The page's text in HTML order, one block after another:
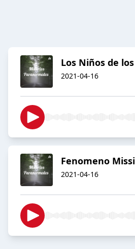
Los Niños de
2021-04-16
Fenomeno
2021-04-16